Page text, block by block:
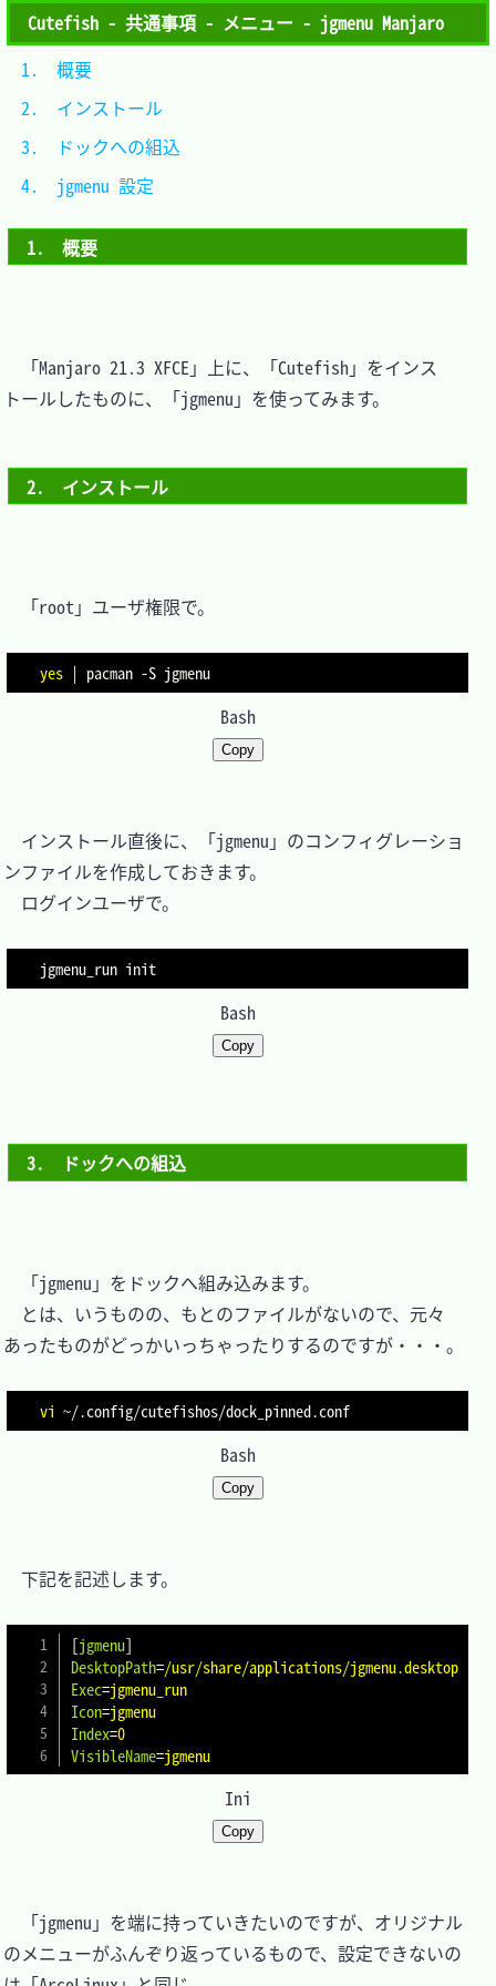
Cutefish - 共通事項 - メニュー - jgmenu Manjaro
1.　概要
「Manjaro 21.3 XFCE」上に、「Cutefish」をインス
トールしたものに、「jgmenu」を使ってみます。
2.　インストール
「root」ユーザ権限で。
yes | pacman -S
Bash
Copy
インストール直後に、「jgmenu」のコンフィグレーショ
ンファイルを作成しておきます。
ログインユーザで。
Bash
Copy
3.　ドックへの組込
「jgmenu」をドックへ組み込みます。
とは、いうものの、もとのファイルがないので、元々
あったものがどっかいっちゃったりするのですが・・・。
vi
Bash
Copy
下記を記述します。
[jgmenu]
DesktopPath=/usr/share/applications/jgmenu.desktop
Exec=jgmenu_run
Icon=jgmenu
Index=0
VisibleName=jgmenu
Ini
Copy
「jgmenu」を端に持っていきたいのですが、オリジナル
のメニューがふんぞり返っているもので、設定できないの